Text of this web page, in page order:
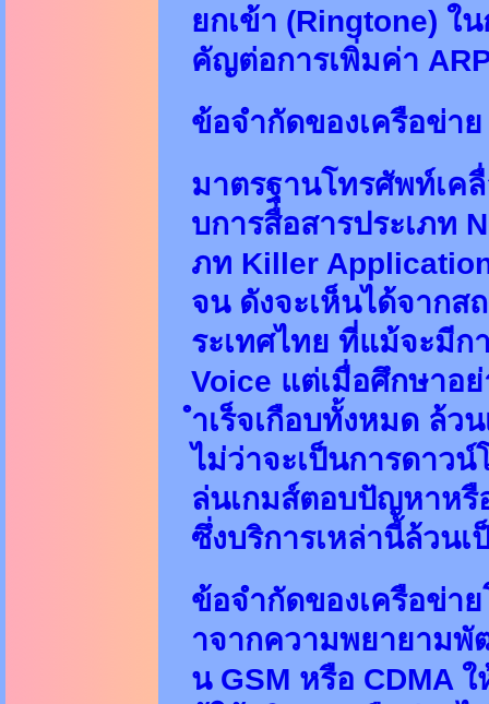
ยกเข้า (Ringtone) ใ
คัญต่อการเพิ่มค่า
ข้อจำกัดของเครือข่า
มาตรฐานโทรศัพท์เค
บการสื่อสารประเภท
ภท Killer
จน ดังจะเห็นได้จากส
ระเทศไทย ที่แม้จะมีก
Voice แต่เมื่อศึกษาอ
ำเร็จเกือบทั้งหมด ล้ว
ไม่ว่าจะเป็นการดาวน์
ล่นเกมส์ตอบปัญหาหรื
ซึ่งบริการเหล่านี้ล้วน
ข้อจำกัดของเครือข่า
าจากความพยายามพั
น GSM หรือ CDMA